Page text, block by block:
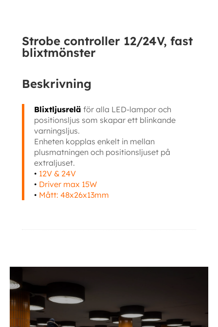
Strobe controller 12/24V, fast
blixtmönster
Beskrivning
Blixtljusrelä för alla LED-lampor och
positionsljus som skapar ett blinkande
varningsljus.
Enheten kopplas enkelt in mellan
plusmatningen och positionsljuset på
extraljuset.
• 12V & 24V
• Driver max 15W
• Mått: 48x26x13mm